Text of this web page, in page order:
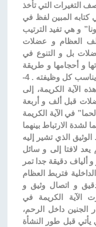
التي تأخذ
الله في كتابه المبين لفظ في
و هي تفيد الترتيب
العظام و عضلات
بل و التنوع في
و أحجامها و طريقة
الاتصال بين اللحم و العظام حتى يناسب كل وظيفته . 4-
الآية الكريمة، إلى
قبل ألف و أربعة
في الآية الكريمة
لشدة الارتباط بينهما
إن الارتباط الوثيق الذي تشير إليه
يعد لافتا إلى و سائل
ألياف دقيقة جدا تمر
فتربط العظام
و اتصال وثيق و
مبدعة. 6- أشارت الآية الكريمة في
داخل الرحم،
يأتي قبل طور النشأة